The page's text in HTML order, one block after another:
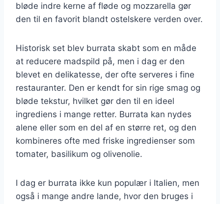
bløde indre kerne af fløde og mozzarella gør
den til en favorit blandt ostelskere verden over.
Historisk set blev burrata skabt som en måde
at reducere madspild på, men i dag er den
blevet en delikatesse, der ofte serveres i fine
restauranter. Den er kendt for sin rige smag og
bløde tekstur, hvilket gør den til en ideel
ingrediens i mange retter. Burrata kan nydes
alene eller som en del af en større ret, og den
kombineres ofte med friske ingredienser som
tomater, basilikum og olivenolie.
I dag er burrata ikke kun populær i Italien, men
også i mange andre lande, hvor den bruges i